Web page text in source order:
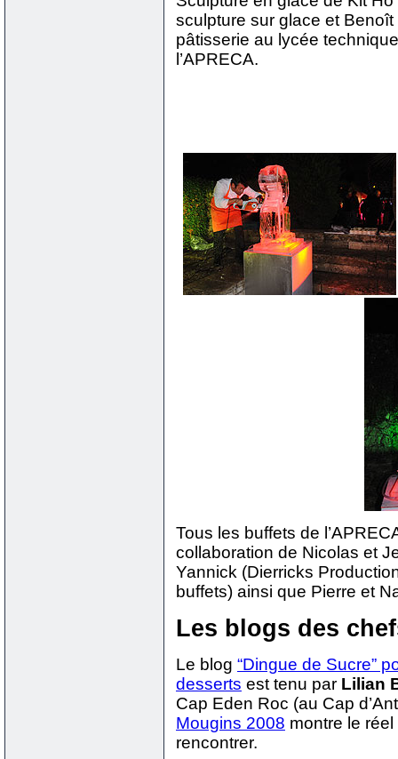
sculpture sur glace et
pâtisserie au lycée
l’APRECA.
Tous les buffets de
collaboration de Nicolas et
Yannick (Dierricks
buffets) ainsi que Pierre et
Les blogs des
Le blog “Dingue de Sucre”
desserts est tenu par Lilian
Cap Eden Roc (au Cap
Mougins 2008 montre le
rencontrer.